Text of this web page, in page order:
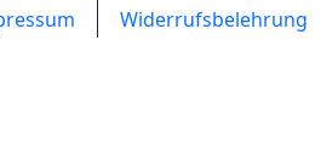
Widerrufsbelehrung